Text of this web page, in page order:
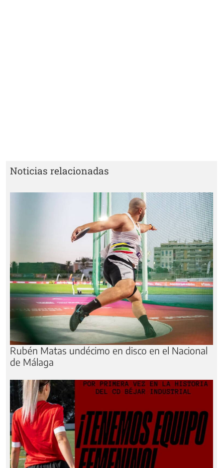
Noticias relacionadas
Rubén Matas undécimo en disco en el Nacional
de Málaga